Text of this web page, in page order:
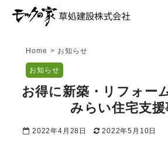
Home > お知らせ
お知らせ
お得に新築・リフォー
みらい住宅支援
2022年4月28日 2022年5月10日